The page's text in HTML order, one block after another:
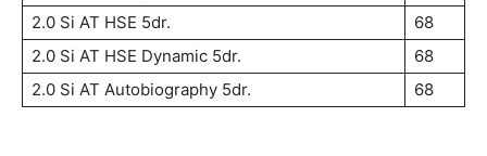
2.0 Si AT HSE 5dr.
68
2.0 Si AT HSE Dynamic 5dr.
68
2.0 Si AT Autobiography 5dr.
68